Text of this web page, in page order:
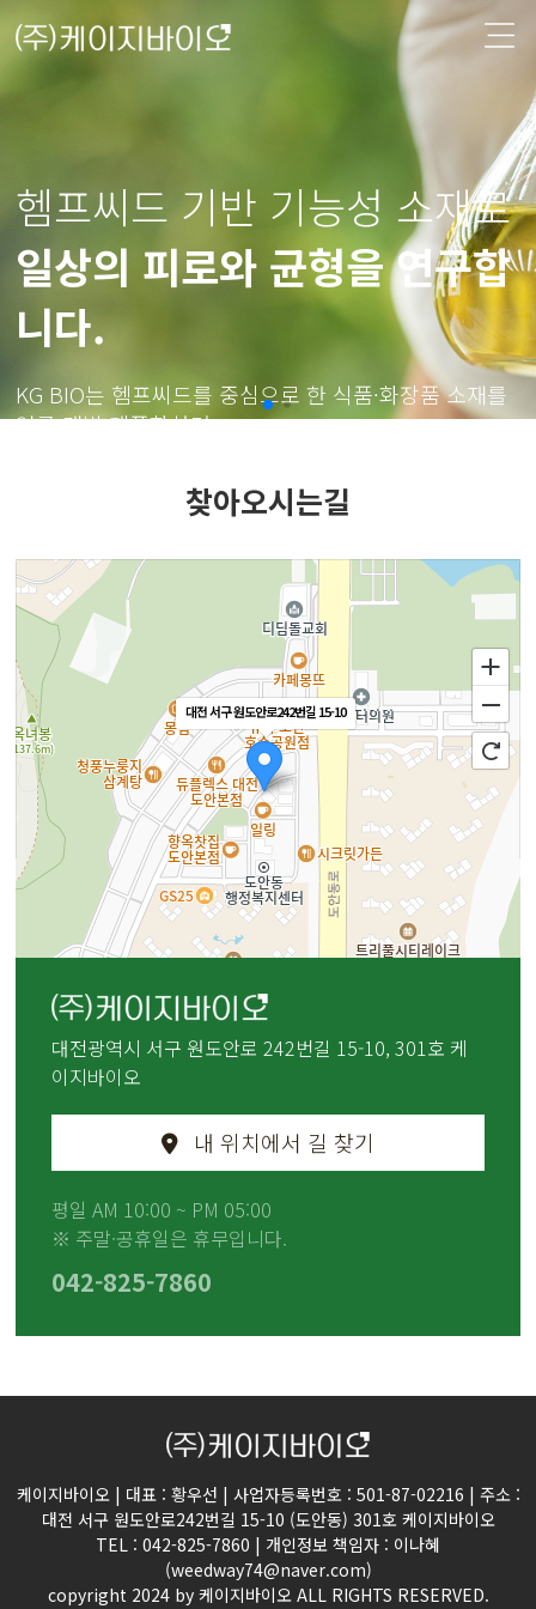
헴프씨드 기반 기능성 소재로
일상의 피로와 균형을 연구합
니다.
KG BIO는 헴프씨드를 중심으로 한 식품·화장품 소재를
연구·개발·제품화하며
찾아오시는길
대전 서구 원도안로242번길 15-10
대전 서구 원도안로242번길 15-10
-
대전광역시 서구 원도안로 242번길 15-10, 301호 케
이지바이오
내 위치에서 길 찾기
평일 AM 10:00 ~ PM 05:00
※ 주말·공휴일은 휴무입니다.
042-825-7860
케이지바이오 | 대표 : 황우선 | 사업자등록번호 : 501-87-02216 | 주소 :
대전 서구 원도안로242번길 15-10 (도안동) 301호 케이지바이오
TEL : 042-825-7860 | 개인정보 책임자 : 이나혜
(weedway74@naver.com)
copyright 2024 by 케이지바이오 ALL RIGHTS RESERVED.